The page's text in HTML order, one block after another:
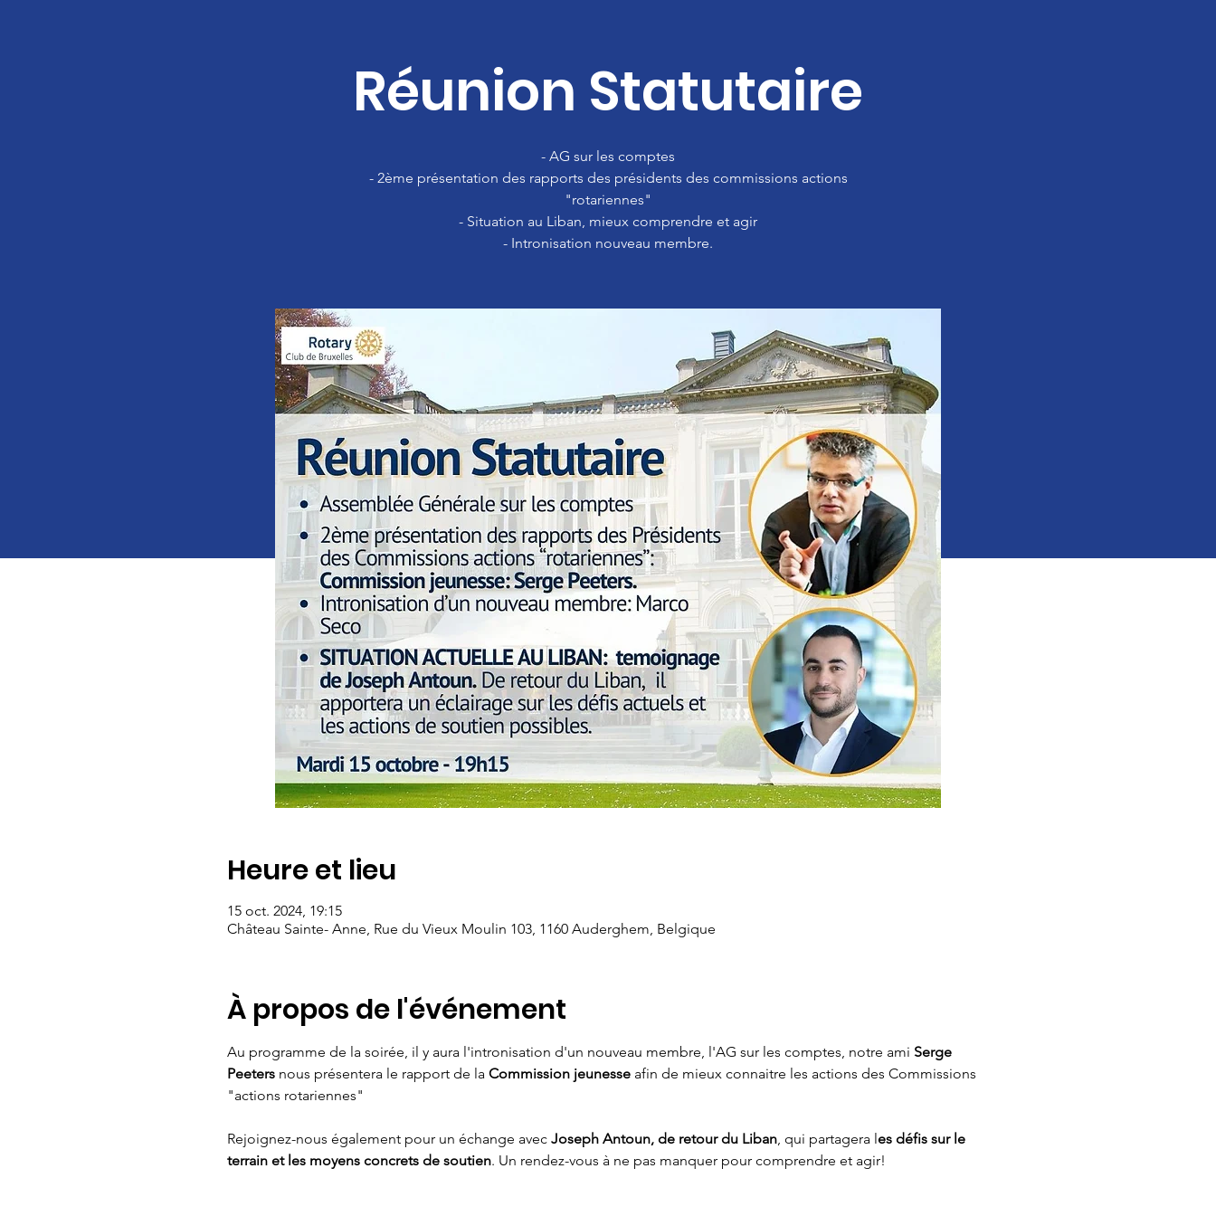
Réunion Statutaire
- AG sur les comptes
- 2ème présentation des rapports des présidents des commissions actions
"rotariennes"
- Situation au Liban, mieux comprendre et agir
- Intronisation nouveau membre.
Heure et lieu
15 oct. 2024, 19:15
Château Sainte- Anne, Rue du Vieux Moulin 103, 1160 Auderghem, Belgique
À propos de l'événement
Au programme de la soirée, il y aura l'intronisation d'un nouveau membre, l'AG sur les comptes, notre ami Serge
Peeters nous présentera le rapport de la Commission jeunesse afin de mieux connaitre les actions des Commissions
"actions rotariennes"
Rejoignez-nous également pour un échange avec Joseph Antoun, de retour du Liban, qui partagera les défis sur le
terrain et les moyens concrets de soutien. Un rendez-vous à ne pas manquer pour comprendre et agir!